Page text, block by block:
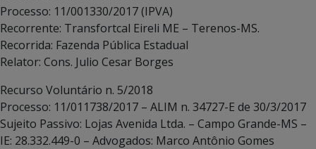
Processo: 11/001330/2017 (IPVA)
Recorrente: Transfortcal Eireli ME – Terenos-MS.
Recorrida: Fazenda Pública Estadual
Relator: Cons. Julio Cesar Borges
Recurso Voluntário n. 5/2018
Processo: 11/011738/2017 – ALIM n. 34727-E de 30/3/2017
Sujeito Passivo: Lojas Avenida Ltda. – Campo Grande-MS –
IE: 28.332.449-0 – Advogados: Marco Antônio Gomes